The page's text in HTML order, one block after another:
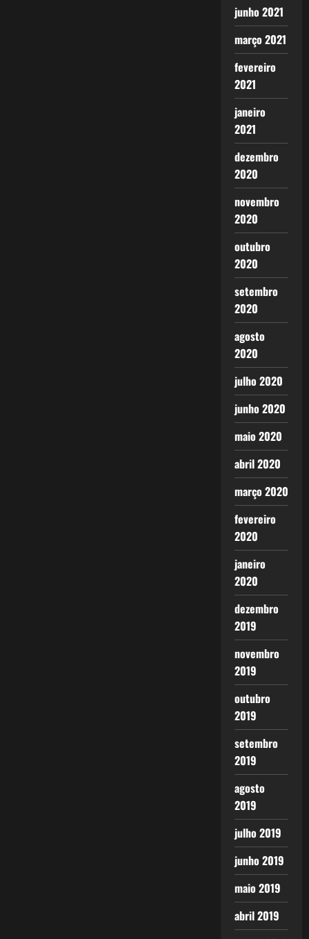
junho 2021
março 2021
fevereiro
2021
janeiro
2021
dezembro
2020
novembro
2020
outubro
2020
setembro
2020
agosto
2020
julho 2020
junho 2020
maio 2020
abril 2020
março 2020
fevereiro
2020
janeiro
2020
dezembro
2019
novembro
2019
outubro
2019
setembro
2019
agosto
2019
julho 2019
junho 2019
maio 2019
abril 2019